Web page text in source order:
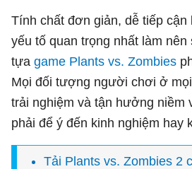
Tính chất đơn giản, dễ tiếp cận
yếu tố quan trọng nhất làm
tựa game Plants vs. Zombies
Mọi đối tượng người chơi ở
trải nghiệm và tận hưởng niềm
phải để ý đến kinh nghiệm hay
Tải Plants vs. Zombies 2